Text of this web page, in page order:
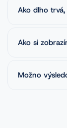
Ako dlho
Ako si
Možno